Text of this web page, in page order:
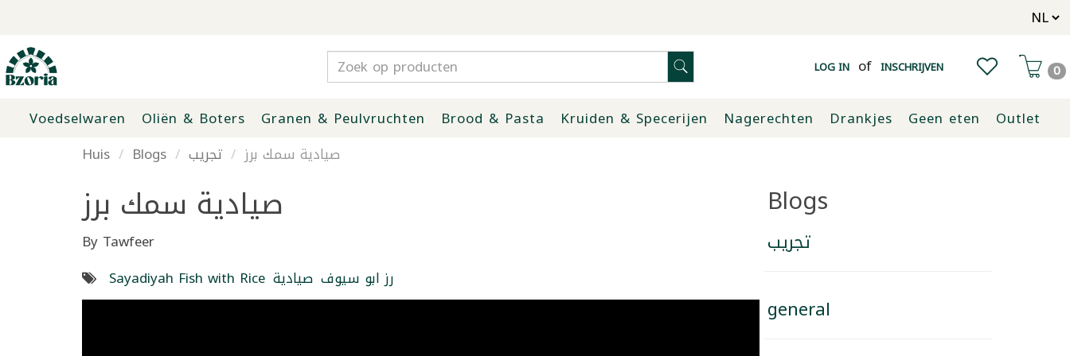
LOG IN of INSCHRIJVEN 0
Voedselwaren Oliën & Boters Granen & Peulvruchten Brood & Pasta Kruiden & Specerijen Nagerechten Drankjes Geen eten
Outlet
Huis
Blogs تجريب صيادية سمك برز
صيادية سمك برز
By Tawfeer
Sayadiyah Fish with Rice صيادية رز ابو سيوف
Blogs
تجريب
general